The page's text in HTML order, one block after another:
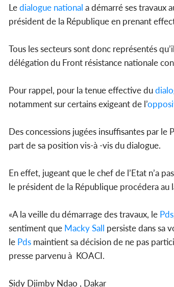
Ledialogue national a démarré ses travaux
président de la République en prenant
Tous les secteurs sont donc représentés
délégation du Front résistance nationale
Pour rappel, pour la tenue effective du
notamment sur certains exigeant de l’
Des concessions jugées insuffisantes par le
part de sa position vis-à -vis du dialogue.
En effet, jugeant que le chef de l’Etat n’a
le président de la République procédera au
«A la veille du démarrage des travaux, le Pds
sentiment que Macky Sall persiste dans sa
le Pds maintient sa décision de ne pas
presse parvenu à KOACI.
Sidy Djimby Ndao , Dakar